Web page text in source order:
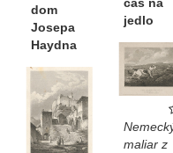
dom
Josepa
Haydna
jedlo
maliar z